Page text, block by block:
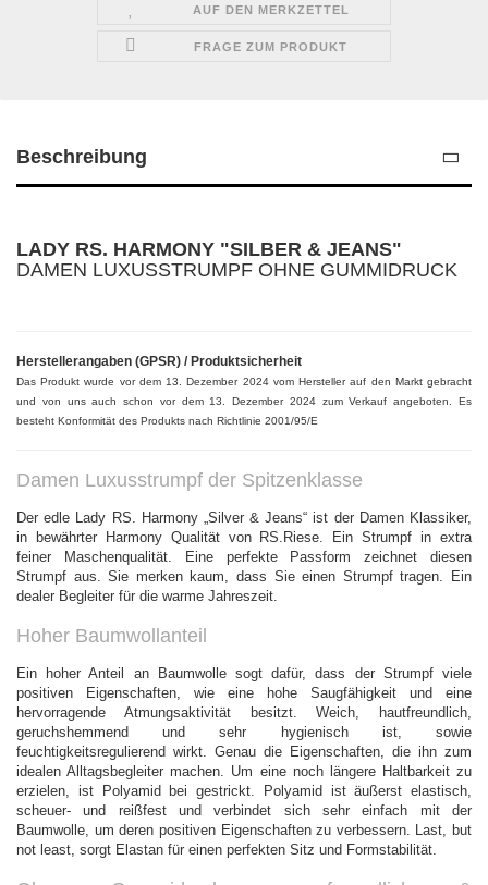
AUF DEN MERKZETTEL
FRAGE ZUM PRODUKT
Beschreibung
LADY RS. HARMONY "SILBER & JEANS"
DAMEN LUXUSSTRUMPF OHNE GUMMIDRUCK
Herstellerangaben (GPSR) / Produktsicherheit
Das Produkt wurde vor dem 13. Dezember 2024 vom Hersteller auf den Markt gebracht
und von uns auch schon vor dem 13. Dezember 2024 zum Verkauf angeboten. Es
besteht Konformität des Produkts nach Richtlinie 2001/95/E
Damen Luxusstrumpf der Spitzenklasse
Der edle Lady RS. Harmony „Silver & Jeans“ ist der Damen Klassiker,
in bewährter Harmony Qualität von RS.Riese. Ein Strumpf in extra
feiner Maschenqualität. Eine perfekte Passform zeichnet diesen
Strumpf aus. Sie merken kaum, dass Sie einen Strumpf tragen. Ein
dealer Begleiter für die warme Jahreszeit.
Hoher Baumwollanteil
Ein hoher Anteil an Baumwolle sogt dafür, dass der Strumpf viele
positiven Eigenschaften, wie eine hohe Saugfähigkeit und eine
hervorragende Atmungsaktivität besitzt. Weich, hautfreundlich,
geruchshemmend und sehr hygienisch ist, sowie
feuchtigkeitsregulierend wirkt. Genau die Eigenschaften, die ihn zum
idealen Alltagsbegleiter machen. Um eine noch längere Haltbarkeit zu
erzielen, ist Polyamid bei gestrickt. Polyamid ist äußerst elastisch,
scheuer- und reißfest und verbindet sich sehr einfach mit der
Baumwolle, um deren positiven Eigenschaften zu verbessern. Last, but
not least, sorgt Elastan für einen perfekten Sitz und Formstabilität.